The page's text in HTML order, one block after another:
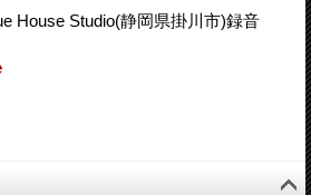
House Studio(静岡県掛川市)録音